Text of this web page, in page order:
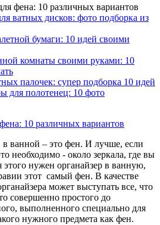
фена: 10 различных вариантов
ватных дисков: фото подборка из
бумаги: 10 идей своими
комнаты своими руками: 10
палочек: супер подборка 10 идей
для полотенец: 10 фото
ванной – это фен. И лучше, если
необходимо - около зеркала, где вы
нужен органайзер в ванную,
этот самый фен. В качестве
может выступать все, что
совершенно простого до
выполненного специально для
нужного предмета как фен.